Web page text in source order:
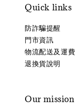
Quick links
防詐騙提醒
門市資訊
物流配送及運費
退換貨說明
Our mission